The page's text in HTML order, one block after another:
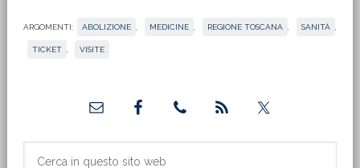
ARGOMENTI: ABOLIZIONE MEDICINE REGIONE TOSCANA SANITÀ
TICKET VISITE
primaria